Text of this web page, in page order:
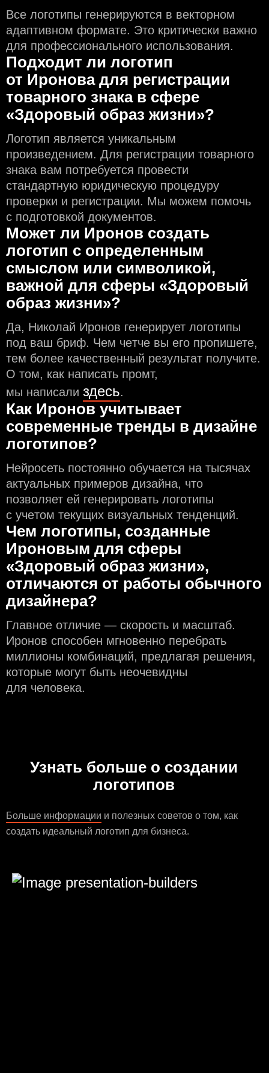
Все логотипы генерируются в векторном
адаптивном формате. Это критически важно
для профессионального использования.
Подходит ли логотип
от Иронова для регистрации
товарного знака в сфере
«Здоровый образ жизни»?
Логотип является уникальным
произведением. Для регистрации товарного
знака вам потребуется провести
стандартную юридическую процедуру
проверки и регистрации. Мы можем помочь
с подготовкой документов.
Может ли Иронов создать
логотип с определeнным
смыслом или символикой,
важной для сферы «Здоровый
образ жизни»?
Да, Николай Иронов генерирует логотипы
под ваш бриф. Чем чeтче вы его пропишете,
тем более качественный результат получите.
О том, как написать промт,
мы написали здесь.
Как Иронов учитывает
современные тренды в дизайне
логотипов?
Нейросеть постоянно обучается на тысячах
актуальных примеров дизайна, что
позволяет ей генерировать логотипы
с учeтом текущих визуальных тенденций.
Чем логотипы, созданные
Ироновым для сферы
«Здоровый образ жизни»,
отличаются от работы обычного
дизайнера?
Главное отличие — скорость и масштаб.
Иронов способен мгновенно перебрать
миллионы комбинаций, предлагая решения,
которые могут быть неочевидны
для человека.
Узнать больше о создании
логотипов
Больше информации и полезных советов о том, как
создать идеальный логотип для бизнеса.